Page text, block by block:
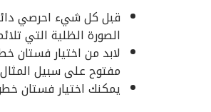
قبل كل شيء احرصي
الصورة الظلية التي
لابد من اختيار فستان
مفتوح على سبيل
يمكنك اختيار فستان